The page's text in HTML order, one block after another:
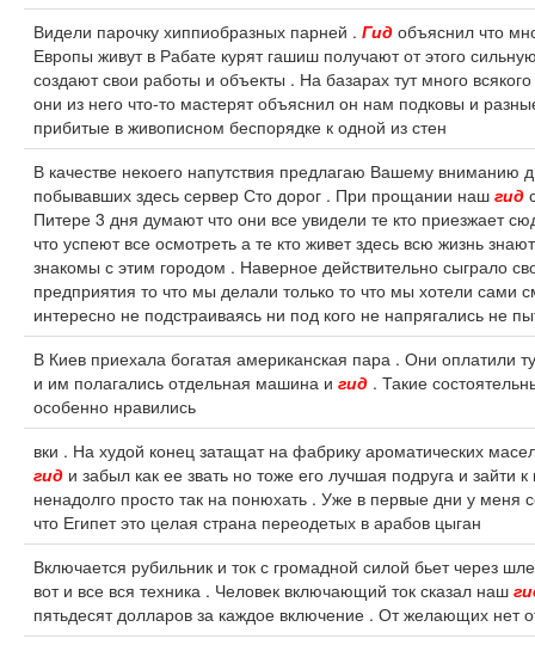
Видели парочку хиппиобразных парней . Гид объяснил что
Европы живут в Рабате курят гашиш получают от этого
создают свои работы и объекты . На базарах тут много
они из него что-то мастерят объяснил он нам подковы и
прибитые в живописном беспорядке к одной из стен
В качестве некоего напутствия предлагаю Вашему вниманию
побывавших здесь сервер Сто дорог . При прощании наш гид
Питере 3 дня думают что они все увидели те кто приезжает
что успеют все осмотреть а те кто живет здесь всю жизнь
знакомы с этим городом . Наверное действительно сыграло
предприятия то что мы делали только то что мы хотели сами
интересно не подстраиваясь ни под кого не напрягались не
В Киев приехала богатая американская пара . Они оплатили
и им полагались отдельная машина и гид . Такие
особенно нравились
вки . На худой конец затащат на фабрику ароматических
гид и забыл как ее звать но тоже его лучшая подруга и зайти
ненадолго просто так на понюхать . Уже в первые дни у меня
что Египет это целая страна переодетых в арабов цыган
Включается рубильник и ток с громадной силой бьет через
вот и все вся техника . Человек включающий ток сказал наш
пятьдесят долларов за каждое включение . От желающих нет